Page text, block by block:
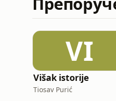
VI
Višak istorije
Tiosav Purić